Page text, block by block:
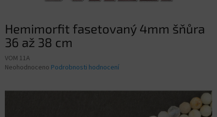
Hemimorfit fasetovaný 4mm šňůra
36 až 38 cm
VOM 11A
Průměrné
Neohodnoceno Podrobnosti hodnocení